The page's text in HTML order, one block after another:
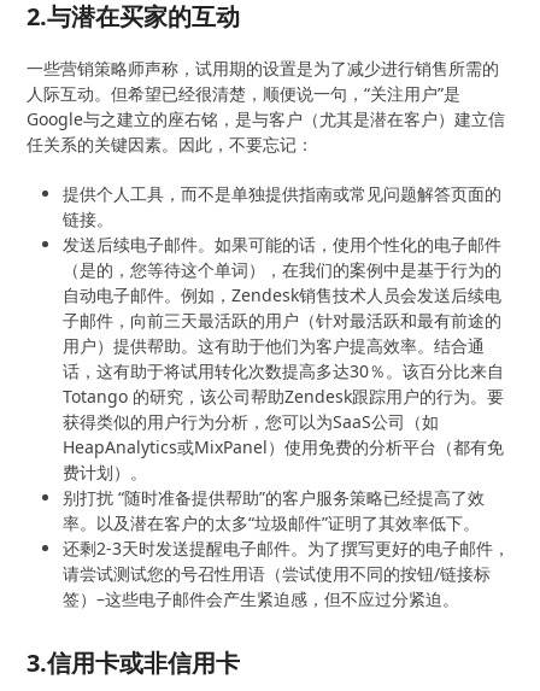
2.与潜在买家的互动
一些营销策略师声称，试用期的设置是为了减少进行销售所需的
人际互动。但希望已经很清楚，顺便说一句，“关注用户”是
Google与之建立的座右铭，是与客户（尤其是潜在客户）建立信
任关系的关键因素。因此，不要忘记：
提供个人工具，而不是单独提供指南或常见问题解答页面的
链接。
发送后续电子邮件。如果可能的话，使用个性化的电子邮件
（是的，您等待这个单词），在我们的案例中是基于行为的
自动电子邮件。例如，Zendesk销售技术人员会发送后续电
子邮件，向前三天最活跃的用户（针对最活跃和最有前途的
用户）提供帮助。这有助于他们为客户提高效率。结合通
话，这有助于将试用转化次数提高多达30％。该百分比来自
Totango 的研究，该公司帮助Zendesk跟踪用户的行为。要
获得类似的用户行为分析，您可以为SaaS公司（如
HeapAnalytics或MixPanel）使用免费的分析平台（都有免
费计划）。
别打扰 “随时准备提供帮助”的客户服务策略已经提高了效
率。以及潜在客户的太多“垃圾邮件”证明了其效率低下。
还剩2-3天时发送提醒电子邮件。为了撰写更好的电子邮件，
请尝试测试您的号召性用语（尝试使用不同的按钮/链接标
签）–这些电子邮件会产生紧迫感，但不应过分紧迫。
3.信用卡或非信用卡